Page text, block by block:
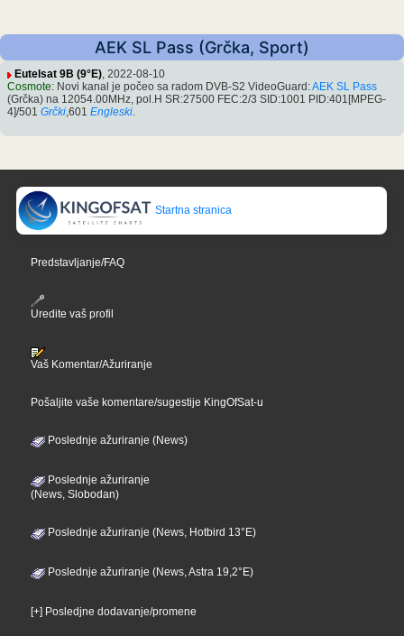
AEK SL Pass (Grčka, Sport)
Eutelsat 9B (9°E), 2022-08-10
Cosmote: Novi kanal je počeo sa radom DVB-S2 VideoGuard:AEK SL Pass
(Grčka) na 12054.00MHz, pol.H SR:27500 FEC:2/3 SID:1001 PID:401[MPEG-
4]/501 Grčki,601 Engleski.
Startna stranica
Predstavljanje/FAQ
Uredite vaš profil
Vaš Komentar/Ažuriranje
Pošaljite vaše komentare/sugestije KingOfSat-u
Poslednje ažuriranje (News)
Poslednje ažuriranje
(News, Slobodan)
Poslednje ažuriranje (News, Hotbird 13°E)
Poslednje ažuriranje (News, Astra 19,2°E)
[+] Posledjne dodavanje/promene